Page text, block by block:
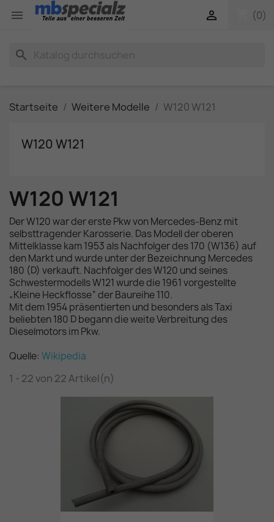
 (0)

search
Startseite Weitere Modelle W120 W121
W120 W121
W120 W121
Der W120 war der erste Pkw von Mercedes-Benz mit
selbsttragender Karosserie. Das Modell der oberen
Mittelklasse kam 1953 als Nachfolger des 170 (W136) auf
den Markt und wurde unter der Bezeichnung Mercedes
180 (D) verkauft. Nachfolger des W120 und seines
Schwestermodells W121 wurde die 1961 vorgestellte
„Kleine Heckflosse“ der Baureihe 110.
Mit dem 1954 präsentierten und besonders als Taxi
beliebten 180 D begann die weite Verbreitung des
Dieselmotors im Pkw.
Quelle: Wikipedia
1 - 22 von 22 Artikel(n)